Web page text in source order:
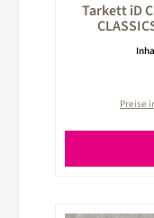
Tarkett iD
Preise